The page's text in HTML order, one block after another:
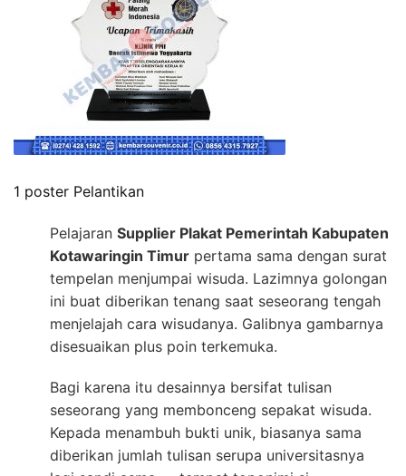
1 poster Pelantikan
Pelajaran Supplier Plakat Pemerintah Kabupaten
Kotawaringin Timur pertama sama dengan surat
tempelan menjumpai wisuda. Lazimnya golongan
ini buat diberikan tenang saat seseorang tengah
menjelajah cara wisudanya. Galibnya gambarnya
disesuaikan plus poin terkemuka.
Bagi karena itu desainnya bersifat tulisan
seseorang yang membonceng sepakat wisuda.
Kepada menambuh bukti unik, biasanya sama
diberikan jumlah tulisan serupa universitasnya